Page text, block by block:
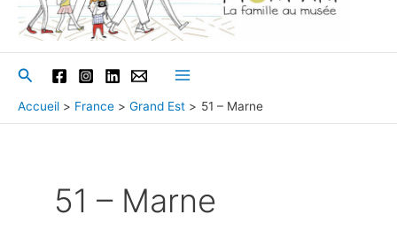
Rechercher
Menu
Accueil France Grand Est 51 – Marne
51 – Marne